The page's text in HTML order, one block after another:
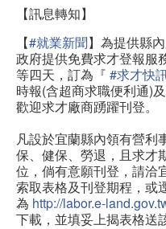
【訊息轉知】
【#就業新聞】為提供縣
政府提供免費求才登報服
等四天，訂為『 #求才快
時報(含超商求職便利通)
歡迎求才廠商踴躍刊登。
凡設於宜蘭縣內領有營利
保、健保、勞退，且求才
位，倘有意願刊登，請洽
索取表格及刊登期程，或
為 http://labor.e-
下載，並填妥上揭表格送